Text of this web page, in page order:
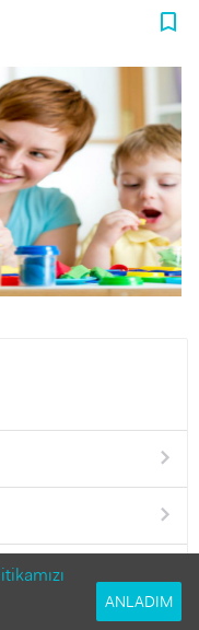
bookmark_border
ANLADIM